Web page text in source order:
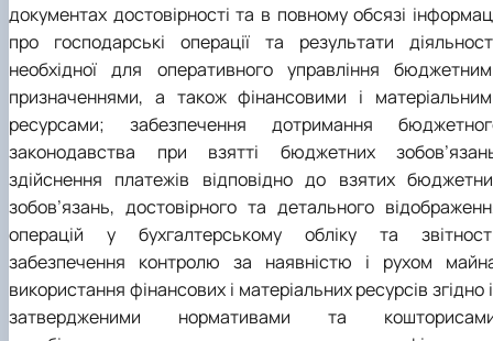
документах достовірності та в повному обсязі
про господарські операції та результати
необхідної для оперативного управління
призначеннями, а також фінансовими і
ресурсами; забезпечення дотримання
законодавства при взятті бюджетних
здійснення платежів відповідно до взятих
зобов’язань, достовірного та детального
операцій у бухгалтерському обліку та
забезпечення контролю за наявністю і рухом
використання фінансових і матеріальних ресурсів згідно
затвердженими нормативами та